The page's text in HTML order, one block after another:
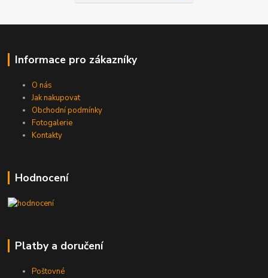
Informace pro zákazníky
O nás
Jak nakupovat
Obchodní podmínky
Fotogalerie
Kontakty
Hodnocení
Platby a doručení
Poštovné